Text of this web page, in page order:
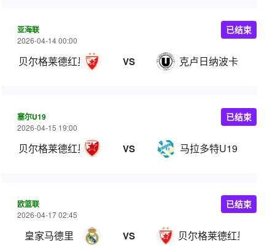
亚海联
2026-04-14 00:00
贝尔格莱德红星 VS 克卢日纳波卡
已结束
塞尔U19
2026-04-15 19:00
贝尔格莱德红星U19 VS 马拉多特U19
已结束
欧篮联
2026-04-17 02:45
皇家马德里 VS 贝尔格莱德红星
已结束